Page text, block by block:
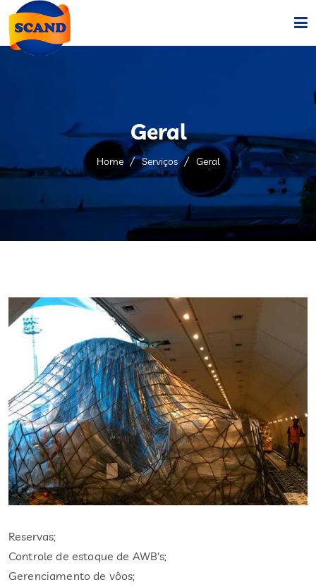
Serviços
Companhias
Fale Conosco
Geral
Home Serviços Geral
Reservas;
Controle de estoque de AWB's;
Gerenciamento de vôos;